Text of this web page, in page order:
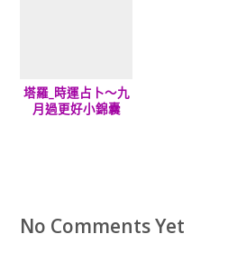
塔羅_時運占卜～九
月過更好小錦囊
No Comments Yet